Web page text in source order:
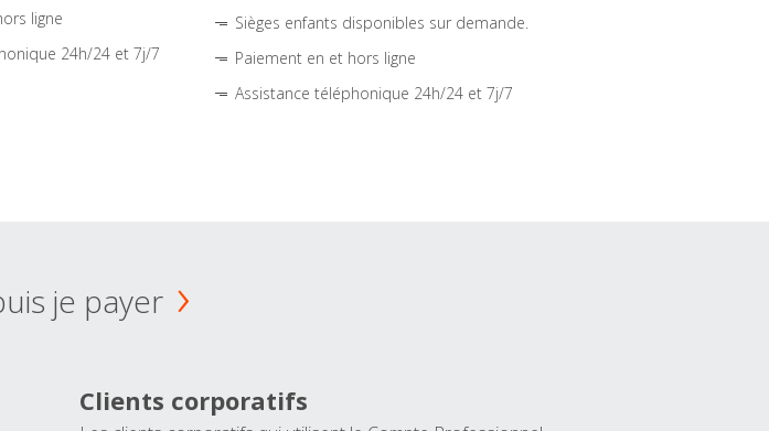
ligne
24h/24 et 7j/7
Sièges enfants disponibles sur demande.
Paiement en et hors ligne
Assistance téléphonique 24h/24 et 7j/7
je payer
Clients corporatifs